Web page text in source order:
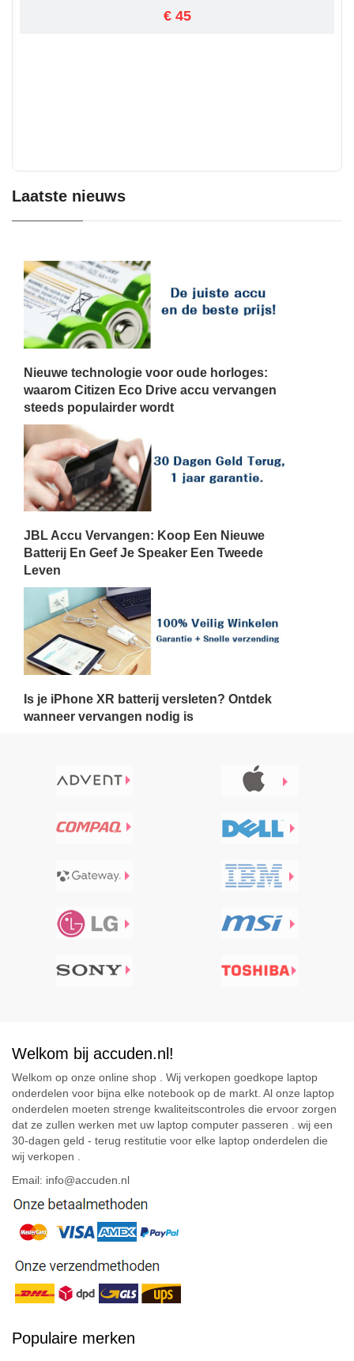
€ 45
Laatste nieuws
Nieuwe technologie voor oude horloges:
waarom Citizen Eco Drive accu vervangen
steeds populairder wordt
JBL Accu Vervangen: Koop Een Nieuwe
Batterij En Geef Je Speaker Een Tweede
Leven
Is je iPhone XR batterij versleten? Ontdek
wanneer vervangen nodig is
Welkom bij accuden.nl!
Welkom op onze online shop . Wij verkopen goedkope laptop
onderdelen voor bijna elke notebook op de markt. Al onze laptop
onderdelen moeten strenge kwaliteitscontroles die ervoor zorgen
dat ze zullen werken met uw laptop computer passeren . wij een
30-dagen geld - terug restitutie voor elke laptop onderdelen die
wij verkopen .
Email: info@accuden.nl
Populaire merken